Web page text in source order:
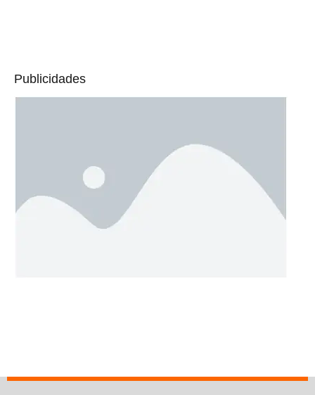
Publicidades